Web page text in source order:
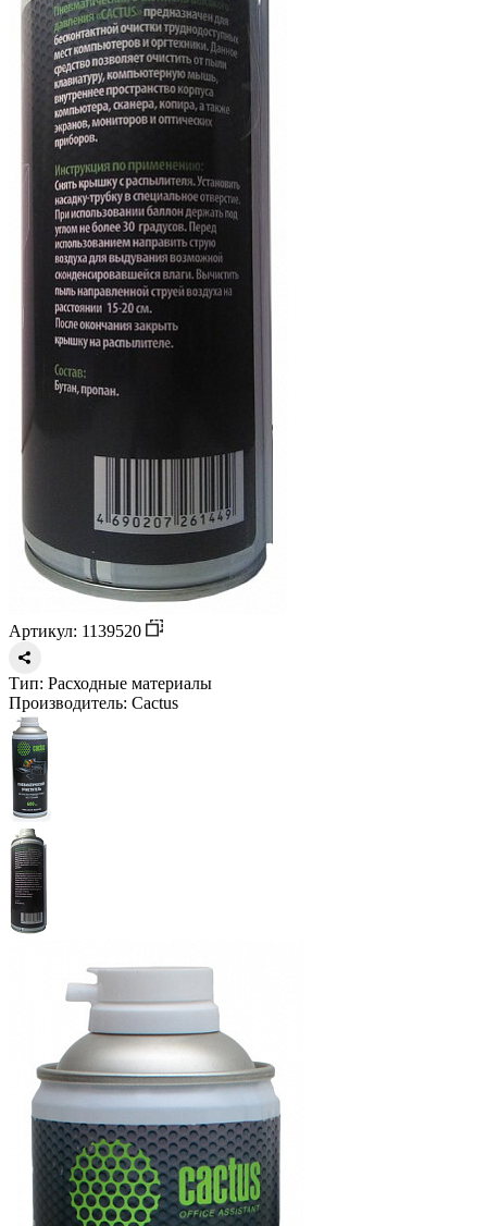
Артикул: 1139520
Тип: Расходные материалы
Производитель: Cactus